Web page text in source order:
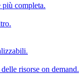
completa.
risorse on demand.